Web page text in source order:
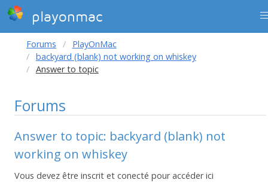
playonmac
Forums
PlayOnMac
backyard (blank) not working on whiskey
Answer to topic
Forums
Answer to topic: backyard (blank) not
working on whiskey
Vous devez être inscrit et conecté pour accéder ici